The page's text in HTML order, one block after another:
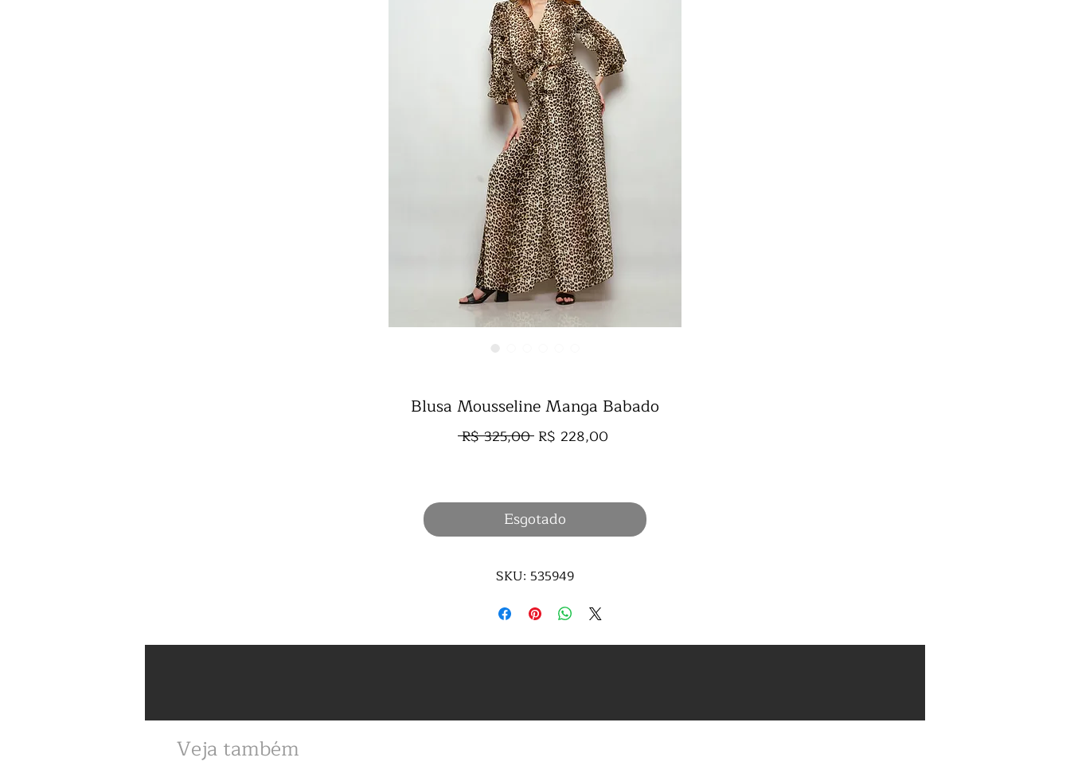
Blusa Mousseline Manga Babado
R$ 325,00 Preço
R$ 228,00
Esgotado
SKU: 535949
Veja também